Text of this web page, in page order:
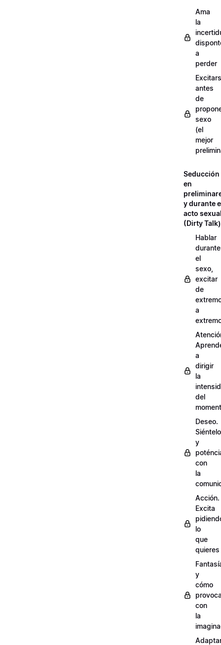
Ama
la
a
perder
antes
de
sexo
(el
mejor
Seducción
en
y durante
acto
(Dirty Talk)
Hablar
durante
el
sexo,
excitar
de
a
a
dirigir
la
del
Deseo.
Siéntelo
y
con
la
Acción.
Excita
lo
que
quieres
y
cómo
con
la